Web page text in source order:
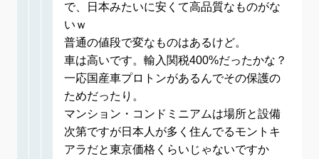
で、日本みたいに安くて高品質なものがな
いｗ
普通の値段で変なものはあるけど。
車は高いです。輸入関税400%だったかな？
一応国産車プロトンがあるんでその保護の
ためだったり。
マンション・コンドミニアムは場所と設備
次第ですが日本人が多く住んでるモントキ
アラだと東京価格くらいじゃないですか